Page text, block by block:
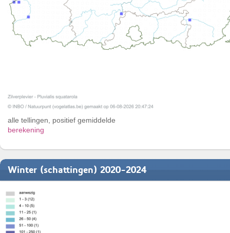
alle tellingen, positief gemiddelde
berekening
Winter (schattingen) 2020-2024